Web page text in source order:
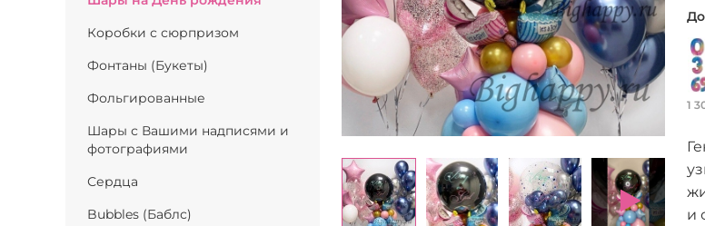
Коробки с сюрпризом
Фонтаны (Букеты)
Фольгированные
Шары с Вашими надписями и
фотографиями
Сердца
Bubbles (Баблс)
1
и